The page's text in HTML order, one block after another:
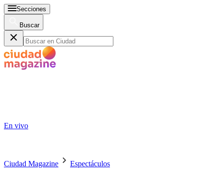
Secciones
Buscar
En vivo
Ciudad Magazine Espectáculos